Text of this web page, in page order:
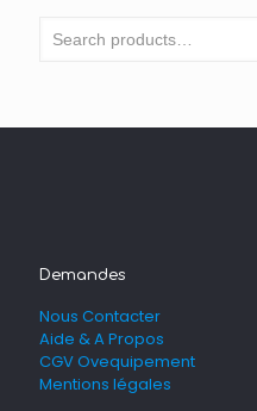
Demandes
Nous Contacter
Aide & A Propos
CGV Ovequipement
Mentions légales